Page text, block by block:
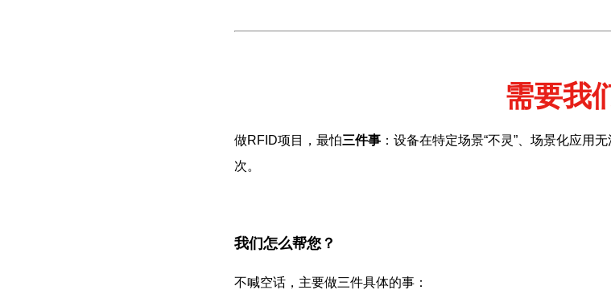
需要我
做RFID项目，最怕三件事 ：设备在特定场景“不灵”、场景化应用
次。
我们怎么帮您？
不喊空话，主要做三件具体的事：